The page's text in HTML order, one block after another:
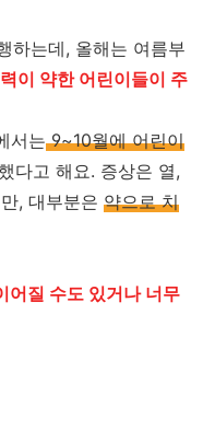
하는데, 올해는 여름부
이 약한 어린이들이 주
서는9~10월에 어린이
했다고 해요. 증상은 열,
, 대부분은 약으로 치
어질 수도 있거나 너무